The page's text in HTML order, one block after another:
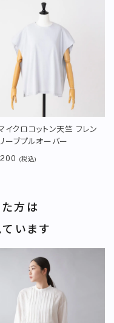
イクロコットン天竺 フレン
ーブプルオーバー
(税込)
方は
います